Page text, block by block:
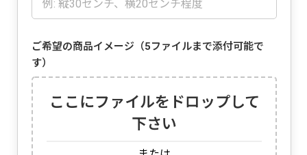
ご希望の商品イメージ（5ファイルまで添付可能で
す）
ここにファイルをドロップして
下さい